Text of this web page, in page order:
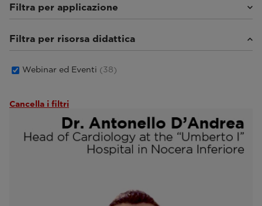
Filtra per applicazione
Cardiovascolare (5)
Radiologia(33)
Filtra per risorsa didattica
Webinar ed Eventi (38)
Cancella i filtri